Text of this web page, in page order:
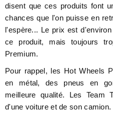
disent que ces produits font
chances que l'on puisse en
l'espère... Le prix est
ce produit, mais toujours
Premium.
Pour rappel, les Hot Wheels
en métal, des pneus en
meilleure qualité. Les Team
d'une voiture et de son camion.